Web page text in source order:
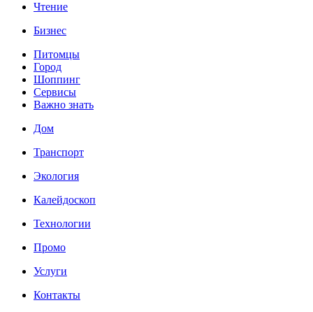
Чтение
Бизнес
Питомцы
Город
Шоппинг
Сервисы
Важно знать
Дом
Транспорт
Экология
Калейдоскоп
Технологии
Промо
Услуги
Контакты